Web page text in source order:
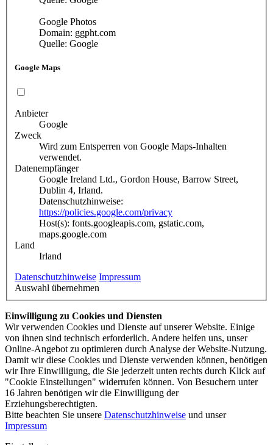
Google Photos
Domain: ggpht.com
Quelle: Google
Google Maps
Anbieter
Google
Zweck
Wird zum Entsperren von Google Maps-Inhalten
verwendet.
Datenempfänger
Google Ireland Ltd., Gordon House, Barrow Street,
Dublin 4, Irland.
Datenschutzhinweise:
https://policies.google.com/privacy
Host(s): fonts.googleapis.com, gstatic.com,
maps.google.com
Land
Irland
Datenschutzhinweise Impressum
Auswahl übernehmen
Einwilligung zu Cookies und Diensten
Wir verwenden Cookies und Dienste auf unserer Website. Einige
von ihnen sind technisch erforderlich. Andere helfen uns, unser
Online-Angebot zu optimieren durch Analyse der Website-Nutzung.
Damit wir diese Cookies und Dienste verwenden können, benötigen
wir Ihre Einwilligung, die Sie jederzeit unten rechts durch Klick auf
"Cookie Einstellungen" widerrufen können. Von Besuchern unter
16 Jahren benötigen wir die Einwilligung der
Erziehungsberechtigten.
Bitte beachten Sie unsere Datenschutzhinweise und unser
Impressum